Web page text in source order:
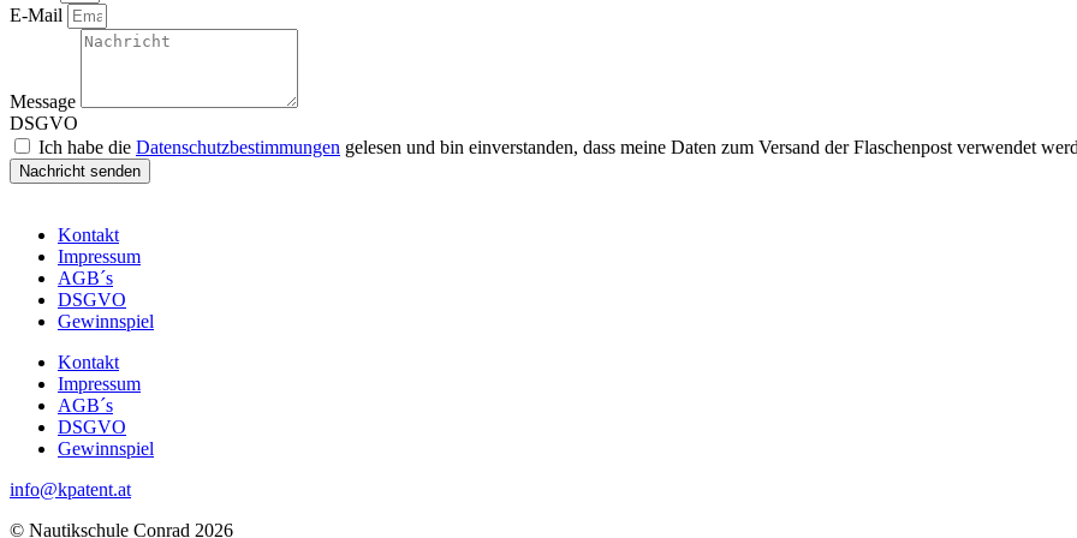
E-Mail
Message
DSGVO
Ich habe die Datenschutzbestimmungen gelesen und bin einverstanden, dass meine Daten zum Versand der Flaschenpost verwendet
Nachricht senden
Kontakt
Impressum
AGB´s
DSGVO
Gewinnspiel
Kontakt
Impressum
AGB´s
DSGVO
Gewinnspiel
info@kpatent.at
© Nautikschule Conrad 2026